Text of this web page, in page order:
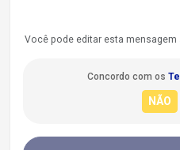
Você pode editar esta mensagem
Concordo com os